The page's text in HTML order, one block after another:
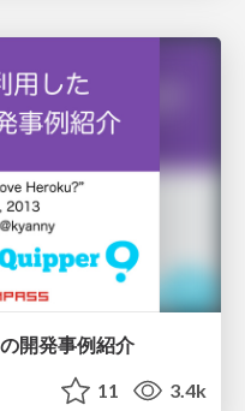
開発事例紹介
11 3.4k